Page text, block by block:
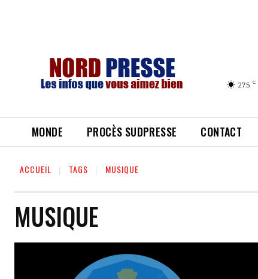
27.5 C
MONDE PROCÈS SUDPRESSE CONTACT
ACCUEIL TAGS MUSIQUE
MUSIQUE